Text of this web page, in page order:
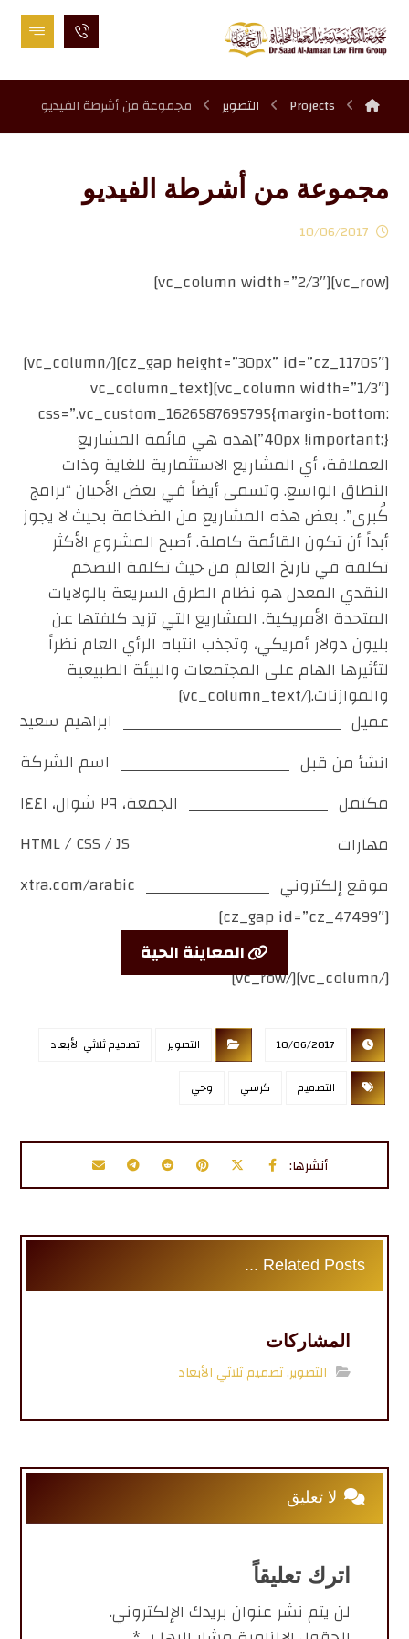
Projects التصوير مجموعة من أشرطة الفيديو
مجموعة من أشرطة الفيديو
10/06/2017
[vc_row][vc_column width=”2/3″]
[cz_gap height=”30px” id=”cz_11705″][/vc_column]
[vc_column width=”1/3″][vc_column_text
css=”.vc_custom_1626587695795{margin-bottom:
40px !important;}”]هذه هي قائمة المشاريع
العملاقة، أي المشاريع الاستثمارية للغاية وذات
النطاق الواسع. وتسمى أيضاً في بعض الأحيان “برامج
كُبرى”. بعض هذه المشاريع من الضخامة بحيث لا يجوز
أبداً أن تكون القائمة كاملة. أصبح المشروع الأكثر
تكلفة في تاريخ العالم من حيث تكلفة التضخم
النقدي المعدل هو نظام الطرق السريعة بالولايات
المتحدة الأمريكية. المشاريع التي تزيد كلفتها عن
بليون دولار أمريكي، وتجذب انتباه الرأي العام نظراً
لتأثيرها الهام على المجتمعات والبيئة الطبيعية
والموازنات.[/vc_column_text]
عميل
ابراهيم سعيد
انشأ من قبل
اسم الشركة
مكتمل
الجمعة، ٢٩ شوال، ١٤٤١
مهارات
HTML / CSS / JS
موقع إلكتروني
xtra.com/arabic
[cz_gap id=”cz_47499″]
المعاينة الحية
[/vc_column][/vc_row]
10/06/2017 التصوير تصميم ثلاثي الأبعاد
التصميم كرسي وحي
Related Posts ...
المشاركات
التصوير,تصميم ثلاثي الأبعاد
لا تعليق
اترك تعليقاً
لن يتم نشر عنوان بريدك الإلكتروني.